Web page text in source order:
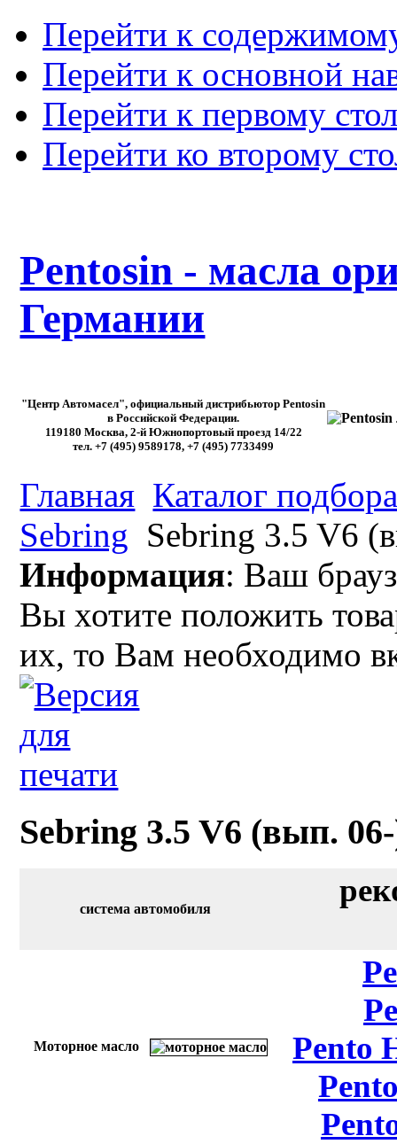
Перейти к
Перейти к основной
Перейти к первому
Перейти ко второму
Pentosin - масла
Германии
"Центр Автомасел", официальный дистрибьютор Pentosin
в Российской Федерации.
119180 Москва, 2-й Южнопортовый проезд 14/22
тел. +7 (495) 9589178, +7 (495) 7733499
Главная Каталог
Sebring Sebring 3.5 V6
Информация: Ваш
Вы хотите положить
их, то Вам необходимо
Sebring 3.5 V6 (вып.
система автомобиля
Моторное масло
Pento